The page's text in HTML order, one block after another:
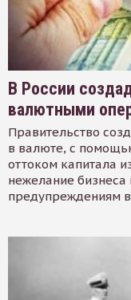
В России
валютными
Правительство
в валюте, с
оттоком капитала
нежелание бизнеса
предупреждениям